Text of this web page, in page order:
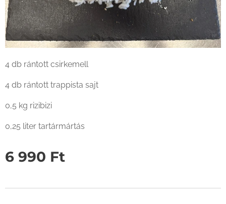
4 db rántott csirkemell
4 db rántott trappista sajt
0,5 kg rizibizi
0,25 liter tartármártás
6 990 Ft